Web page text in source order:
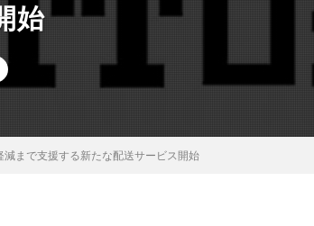
始
まで支援する新たな配送サービス開始